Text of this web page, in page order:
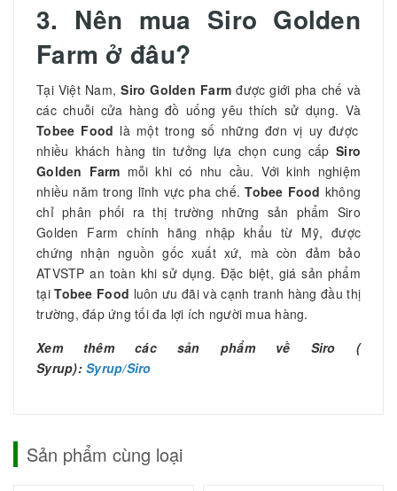
3. Nên mua Siro Golden
Farm ở đâu?
Tại Việt Nam,Siro Golden Farmđược giới pha chế và
các chuỗi cửa hàng đồ uống yêu thích sử dụng. Và
Tobee Food là một trong số những đơn vị uy được
nhiều khách hàng tin tưởng lựa chọn cung cấp Siro
Golden Farm mỗi khi có nhu cầu. Với kinh nghiệm
nhiều năm trong lĩnh vực pha chế.Tobee Food không
chỉ phân phối ra thị trường những sản phẩm Siro
Golden Farm chính hãng nhập khẩu từ Mỹ, được
chứng nhận nguồn gốc xuất xứ, mà còn đảm bảo
ATVSTP an toàn khi sử dụng. Đặc biệt, giá sản phẩm
tạiTobee Food luôn ưu đãi và cạnh tranh hàng đầu thị
trường, đáp ứng tối đa lợi ích người mua hàng.
Xem thêm các sản phẩm về Siro (
Syrup): Syrup/Siro
Sản phẩm cùng loại